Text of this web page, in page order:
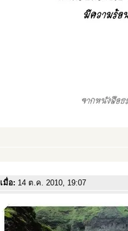
เมื่อ: 14 ต.ค. 2010, 19:07